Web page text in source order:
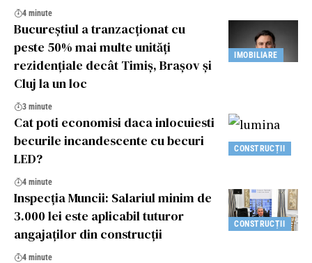
4 minute
IMOBILIARE
Bucureștiul a tranzacționat cu
peste 50% mai multe unități
rezidențiale decât Timiș, Brașov și
Cluj la un loc
3 minute
CONSTRUCȚII
Cat poti economisi daca inlocuiesti
becurile incandescente cu becuri
LED?
4 minute
CONSTRUCȚII
Inspecția Muncii: Salariul minim de
3.000 lei este aplicabil tuturor
angajaților din construcții
4 minute